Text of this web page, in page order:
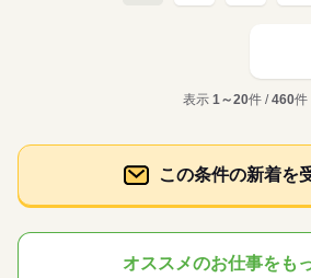
表示 1～20件 /460件
この条件の新着を
オススメのお仕事をも